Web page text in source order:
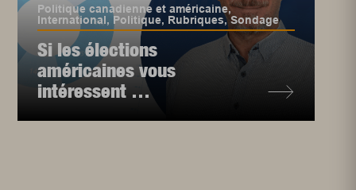
Politique canadienne et américaine,
International, Politique, Rubriques,Sondage
Si les élections
américaines vous
intéressent …